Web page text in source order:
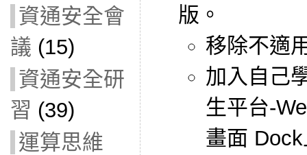
資通安全會
議 (15)
資通安全研
習 (39)
運算思維
版。
移除不適
加入自己
生平台-
畫面